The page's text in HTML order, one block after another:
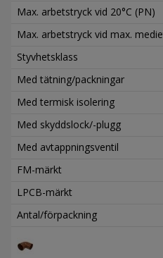
Max. arbetstryck vid 20°C (PN)
Max. arbetstryck vid max.
Styvhetsklass
Med tätning/packningar
Med termisk isolering
Med skyddslock/-plugg
Med avtappningsventil
FM-märkt
LPCB-märkt
Antal/förpackning